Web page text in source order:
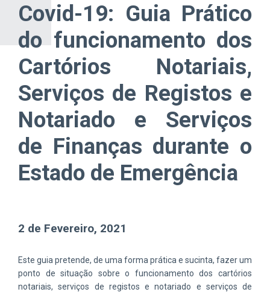
Covid-19: Guia Prático
do funcionamento dos
Cartórios Notariais,
Serviços de Registos e
Notariado e Serviços
de Finanças durante o
Estado de Emergência
2 de Fevereiro, 2021
Este guia pretende, de uma forma prática e sucinta, fazer um
ponto de situação sobre o funcionamento dos cartórios
notariais, serviços de registos e notariado e serviços de